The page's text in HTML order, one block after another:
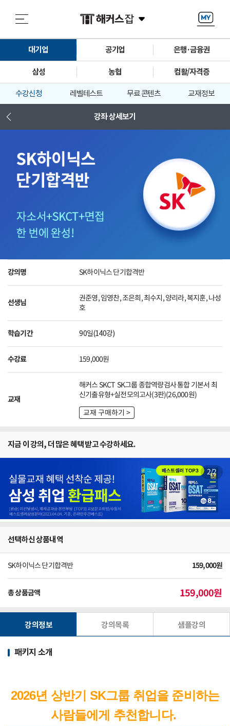
대기업 공기업 은행·금융권
삼성 농협 컴활/자격증
수강신청 레벨테스트 무료 콘텐츠 교재정보
강좌 상세보기
강의명 SK하이닉스 단기합격반
선생님
권준영,임영찬,조은희,최수지,양리라,복지훈,나성
호
학습기간 90일(140강)
수강료 159,000원
교재
해커스 SKCT SK그룹 종합역량검사 통합 기본서 최
신기출유형+실전모의고사(3판)(26,000원)
교재 구매하기 >
지금 이 강의, 더 많은 혜택 받고 수강하세요.
2/2
선택하신 상품내역
SK하이닉스 단기합격반 159,000원
총 상품금액 159,000원
강의정보 강의목록 샘플강의
패키지 소개
2026년 상반기 SK그룹 취업을 준비하는
사람들에게 추천합니다.